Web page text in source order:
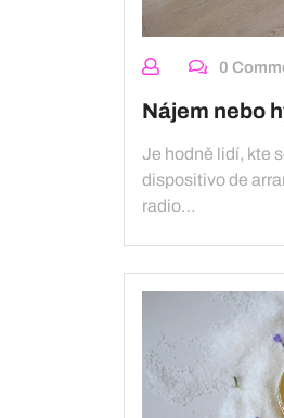
0
Nájem nebo
Je hodně lidí, kte
dispositivo de
radio…